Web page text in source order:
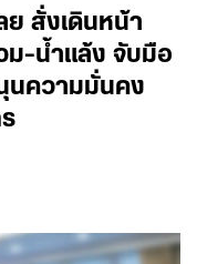
ย สั่งเดินหน้า
-น้ำแล้ง จับมือ
นความมั่นคง